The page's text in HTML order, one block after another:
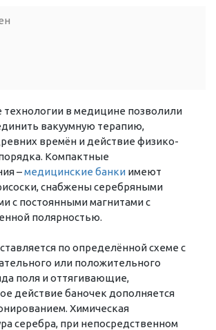
в медицине позволили
вакуумную терапию,
времён и действие физико-
Компактные
–медицинские банки имеют
снабжены серебряными
с постоянными магнитами с
полярностью.
по определённой схеме с
или положительного
поля и оттягивающие,
действие баночек дополняется
Химическая
серебра, при непосредственном